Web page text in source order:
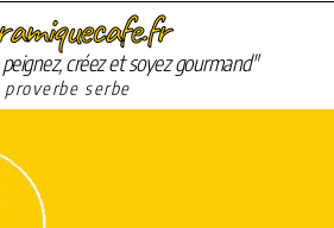
créez et soyez gourmand"
proverbe serbe